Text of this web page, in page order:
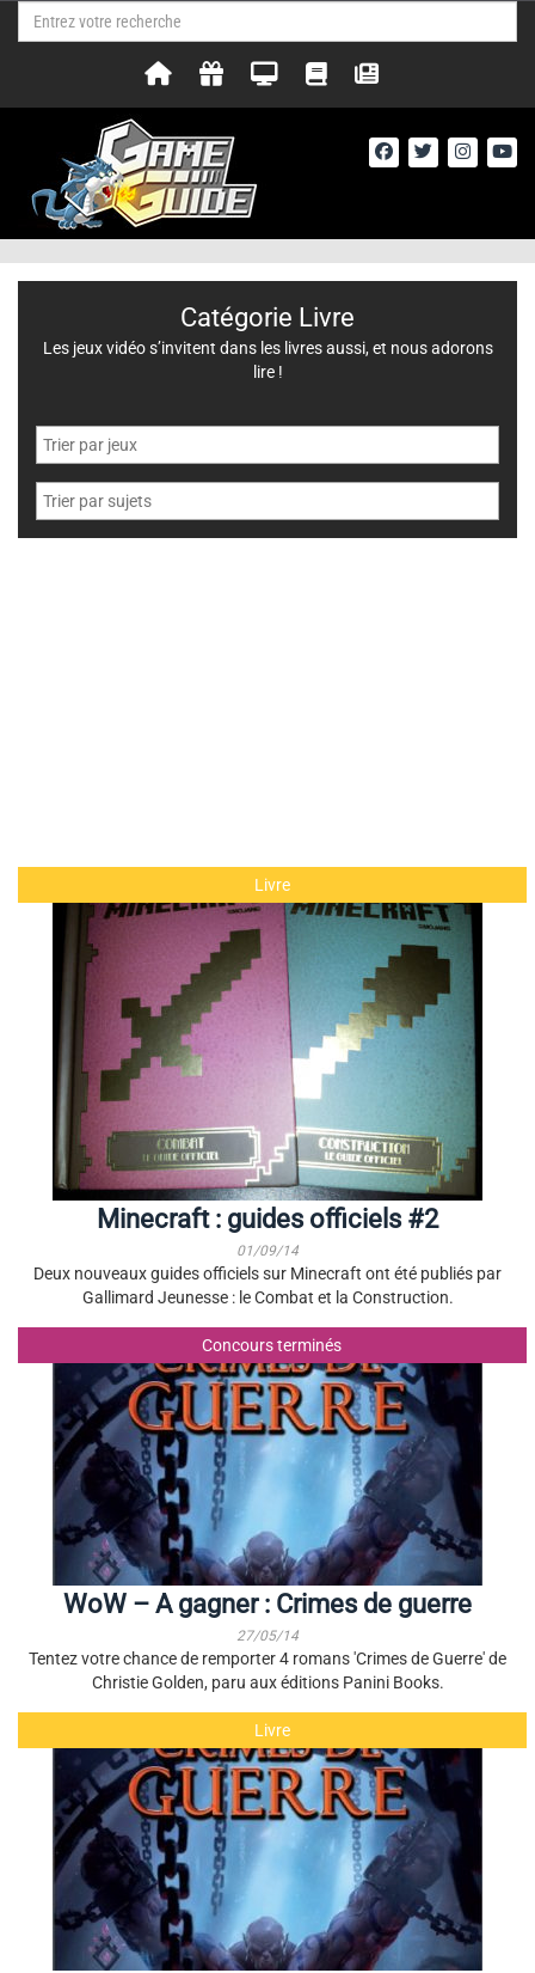
Livre
Minecraft : guides officiels #2
01/09/14
Deux nouveaux guides officiels sur Minecraft ont été publiés par
Gallimard Jeunesse : le Combat et la Construction.
Concours terminés
WoW – A gagner : Crimes de guerre
27/05/14
Tentez votre chance de remporter 4 romans 'Crimes de Guerre' de
Christie Golden, paru aux éditions Panini Books.
Livre
Catégorie Livre
Les jeux vidéo s’invitent dans les livres aussi, et nous adorons
lire !